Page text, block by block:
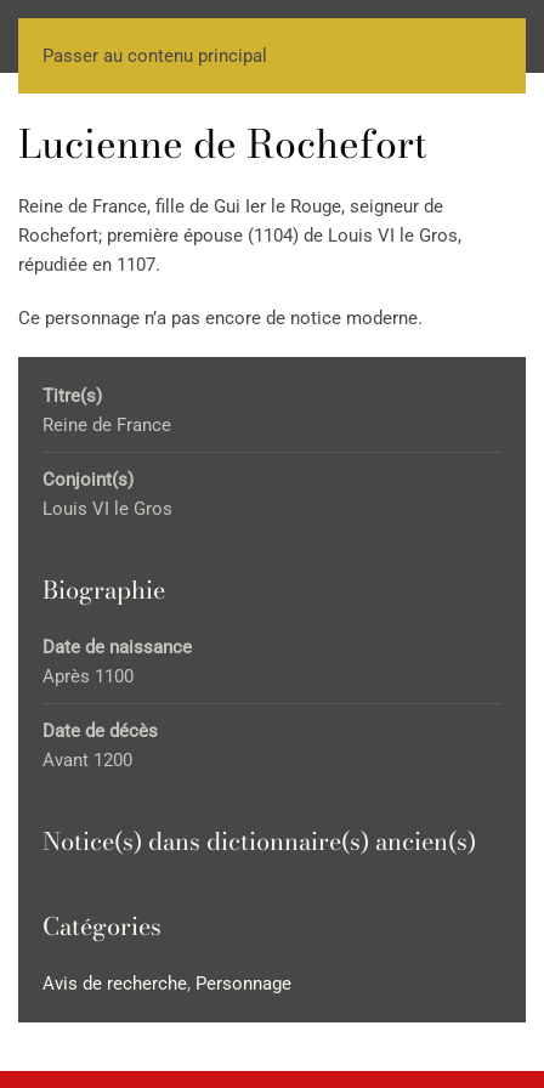
Passer au contenu principal
Lucienne de Rochefort
Reine de France, fille de Gui Ier le Rouge, seigneur de
Rochefort; première épouse (1104) de Louis VI le Gros,
répudiée en 1107.
Ce personnage n’a pas encore de notice moderne.
Titre(s)
Reine de France
Conjoint(s)
Louis VI le Gros
Biographie
Date de naissance
Après 1100
Date de décès
Avant 1200
Notice(s) dans dictionnaire(s) ancien(s)
Catégories
Avis de recherche, Personnage